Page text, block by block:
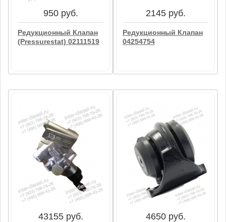
950 руб.
Редукционный Клапан
(Pressurestat) 02111519
950 руб.
Редукционный Клапан
(Pressurestat) 02111519
2145 руб.
Редукционный Клапан
04254754
2145 руб.
Редукционный Клапан
04254754
В корзину
43155 руб. 4650 руб.